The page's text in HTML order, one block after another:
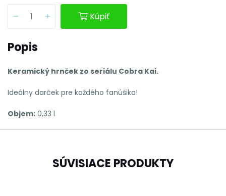
Kúpiť
Popis
Keramický hrnček zo seriálu Cobra Kai.
Ideálny darček pre každého fanúšika!
Objem: 0,33 l
SÚVISIACE PRODUKTY